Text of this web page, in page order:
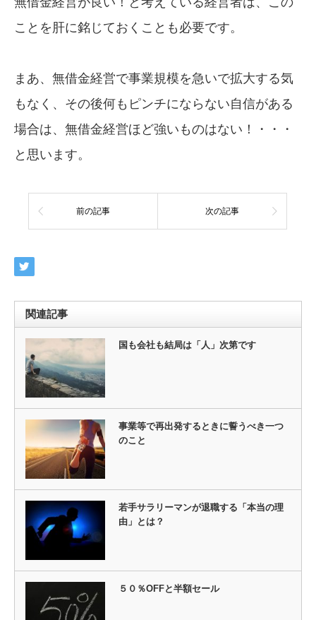
ことを肝に銘じておくことも必要です。
まあ、無借金経営で事業規模を急いで拡大する気
もなく、その後何もピンチにならない自信がある
場合は、無借金経営ほど強いものはない！・・・
と思います。
前の記事 次の記事
関連記事
国も会社も結局は「人」次第です
事業等で再出発するときに誓うべき一つ
のこと
若手サラリーマンが退職する「本当の理
由」とは？
５０％OFFと半額セール